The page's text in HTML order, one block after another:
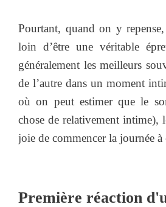
Pourtant, quand on y
loin d’être une véritable
généralement les meilleurs
de l’autre dans un moment
où on peut estimer que le
chose de relativement intime),
joie de commencer la journée
Première réaction